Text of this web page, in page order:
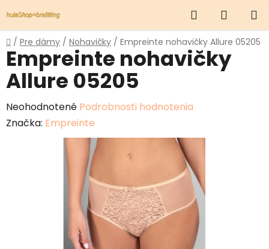
na
obsah
Hľadať
KOŠÍK
Domov
/ Pre dámy / Nohavičky / Empreinte nohavičky Allure 05205
Empreinte nohavičky
Allure 05205
Priemerné
hodnotenie
Neohodnotené Podrobnosti hodnotenia
Značka: Empreinte